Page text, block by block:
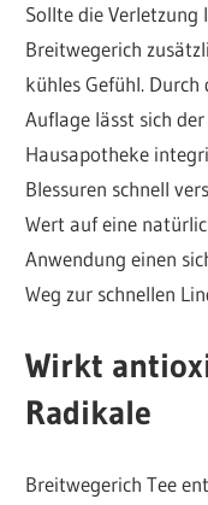
Sollte die
Breitwegerich
kühles Gefühl.
Auflage lässt sich
Hausapotheke
Blessuren schnell
Wert auf eine
Anwendung einen
Weg zur schnellen
Wirkt
Radikale
Breitwegerich Tee